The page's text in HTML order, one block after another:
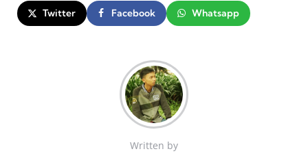
Twitter Facebook Whatsapp
Written by